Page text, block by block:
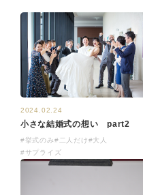
2024.02.24
小さな結婚式の想い part2
#挙式のみ#二人だけ#大人
#サプライズ